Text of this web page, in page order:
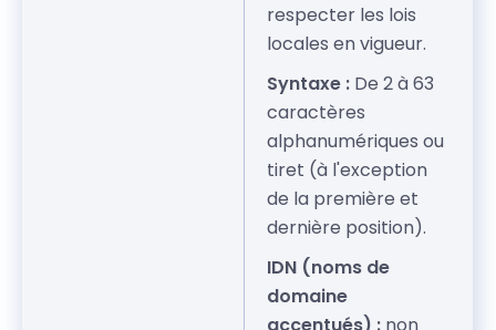
respecter les lois
locales en vigueur.
Syntaxe : De 2 à 63
caractères
alphanumériques ou
tiret (à l'exception
de la première et
dernière position).
IDN (noms de
domaine
accentués) : non